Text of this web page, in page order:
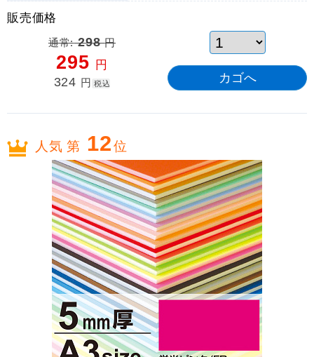
販売価格
通常:298円
295 円
324 円 税込
人気 第 12位